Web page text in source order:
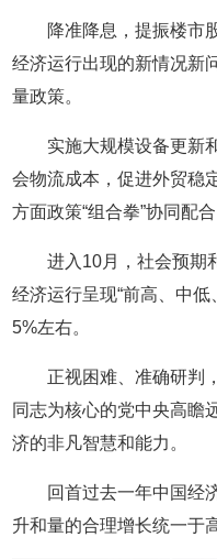
降准降息，提振楼
经济运行出现的新情况新
量政策。
实施大规模设备更新
会物流成本，促进外贸
方面政策“组合拳”协同配
进入10月，社会预期
经济运行呈现“前高、中
5%左右。
正视困难、准确研判
同志为核心的党中央高瞻
济的非凡智慧和能力。
回首过去一年中国经
升和量的合理增长统一于